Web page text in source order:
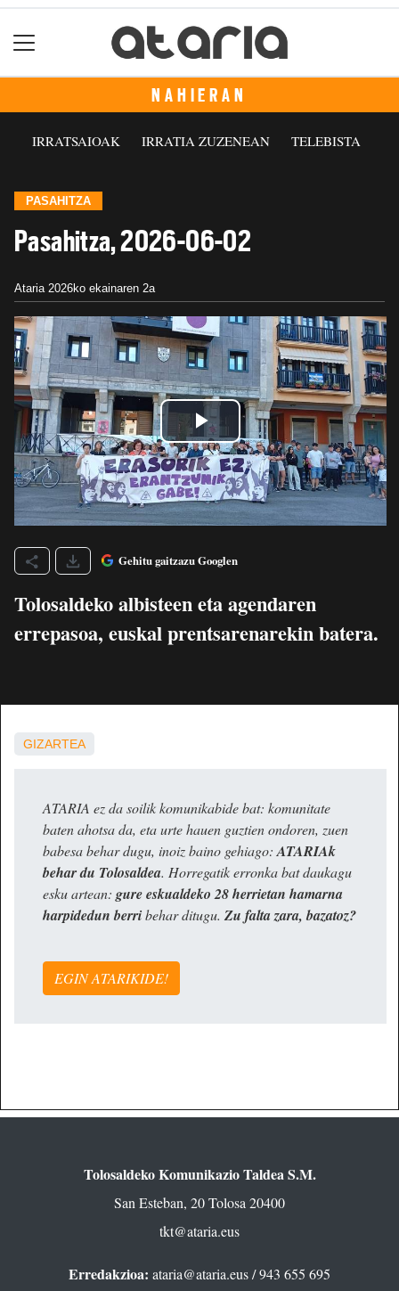
NAHIERAN
IRRATSAIOAK IRRATIA ZUZENEAN TELEBISTA
PASAHITZA
Pasahitza, 2026-06-02
Ataria 2026ko ekainaren 2a
Gehitu gaitzazu Googlen
Tolosaldeko albisteen eta agendaren
errepasoa, euskal prentsarenarekin batera.
GIZARTEA
ATARIA ez da soilik komunikabide bat: komunitate
baten ahotsa da, eta urte hauen guztien ondoren, zuen
babesa behar dugu, inoiz baino gehiago: ATARIAk
behar du Tolosaldea. Horregatik erronka bat daukagu
esku artean: gure eskualdeko 28 herrietan hamarna
harpidedun berribehar ditugu. Zu falta zara, bazatoz?
EGIN ATARIKIDE!
Tolosaldeko Komunikazio Taldea S.M.
San Esteban, 20 Tolosa 20400
tkt@ataria.eus
Erredakzioa: ataria@ataria.eus/ 943 655 695